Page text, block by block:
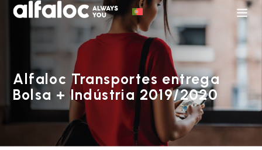
Alfaloc Transportes entrega
Bolsa + Indústria 2019/2020